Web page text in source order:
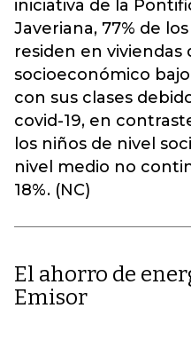
iniciativa de la
Javeriana, 77% de
residen en viviendas
socioeconómico
con sus clases
covid-19, en
los niños de nivel
nivel medio no
18%. (NC)
El ahorro de
Emisor